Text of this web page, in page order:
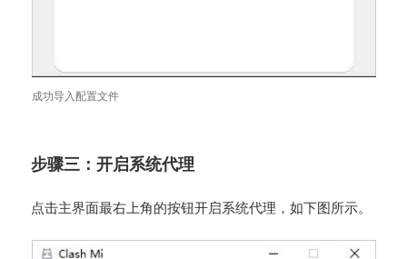
成功导入配置文件
步骤三：开启系统代理
点击主界面最右上角的按钮开启系统代理，如下图所示。